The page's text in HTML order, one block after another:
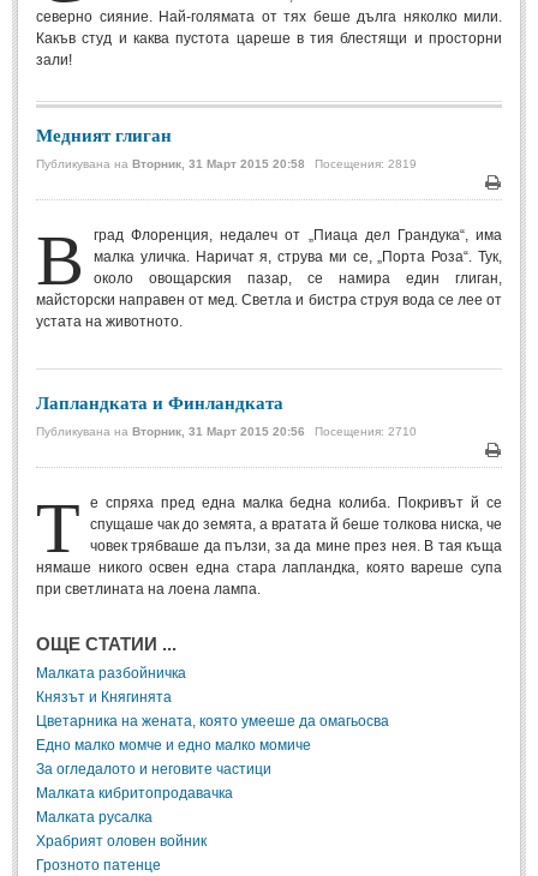
Мъдри мисли (55)
Мъдрости за живота
Мъдрости за щастието
Мъдрости за приятелството
Древногръцки афоризми (42)
Древноримски афоризми (21)
ФИЛОСОФИЯ
(19)
Философия на любовта (9)
ПРИТЧИ
ПРИТЧИ
Притчи за живота
Притчи за приятелството
LATEST NEWS
северно сияние. Най-голямата от тях беше дълга няколко мили.
Какъв студ и каква пустота цареше в тия блестящи и просторни
зали!
Медният глиган
Публикувана на Вторник, 31 Март 2015 20:58 Посещения: 2819
Печат
В
град Флоренция, недалеч от „Пиаца дел Грандука“, има
малка уличка. Наричат я, струва ми се, „Порта Роза“. Тук,
около овощарския пазар, се намира един глиган,
майсторски направен от мед. Светла и бистра струя вода се лее от
устата на животното.
Лапландката и Финландката
Публикувана на Вторник, 31 Март 2015 20:56 Посещения: 2710
Печат
Т
е спряха пред една малка бедна колиба. Покривът й се
спущаше чак до земята, а вратата й беше толкова ниска, че
човек трябваше да пълзи, за да мине през нея. В тая къща
нямаше никого освен една стара лапландка, която вареше супа
при светлината на лоена лампа.
ОЩЕ СТАТИИ ...
Малката разбойничка
Князът и Княгинята
Цветарника на жената, която умееше да омагьосва
Едно малко момче и едно малко момиче
За огледалото и неговите частици
Малката кибритопродавачка
Малката русалка
Храбрият оловен войник
Грозното патенце